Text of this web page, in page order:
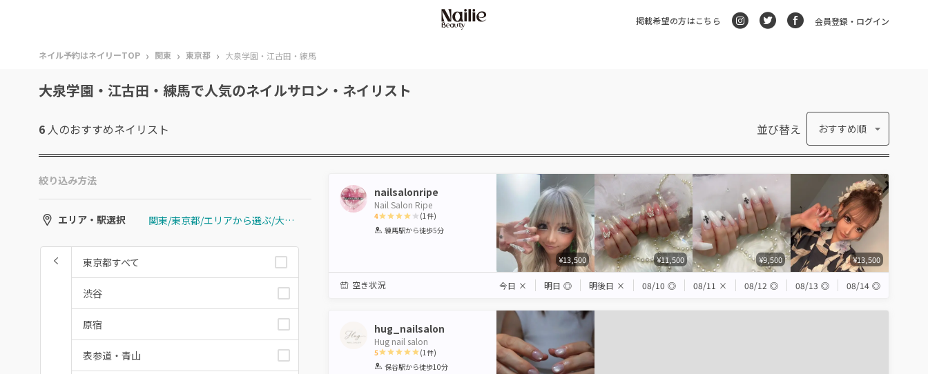
掲載希望の方はこちら 会員登録・ログイン
ネイル予約はネイリーTOP › 関東 › 東京都 › 大泉学園・江古田・練馬
大泉学園・江古田・練馬で人気のネイルサロン・ネイリスト
6 人のおすすめネイリスト 並び替え おすすめ順
絞り込み方法
エリア・駅選択 関東/東京都/エリアから選ぶ/大泉学園・江古田・練馬
東京都すべて
渋谷
原宿
表参道・青山
nailsalonripe
Nail Salon Ripe
4
1 2 3 4 5
(1件)
練馬駅から徒歩5分
¥13,500 ¥11,500 ¥9,500 ¥13,500
空き状況 今日 × 明日 ◎ 明後日 × 08/10 ◎ 08/11 × 08/12 ◎ 08/13 ◎ 08/14 ◎
hug_nailsalon
Hug nail salon
5
1 2 3 4 5
(1 件)
保谷駅から徒歩10分